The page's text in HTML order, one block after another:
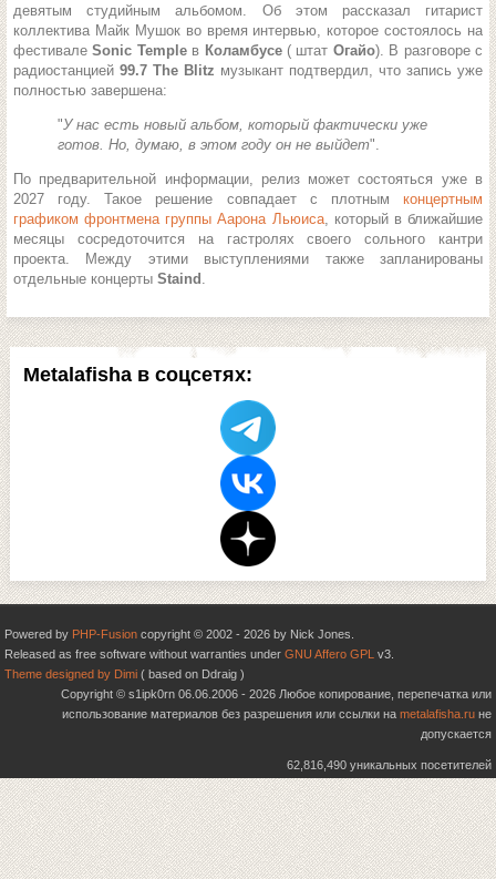
Metalafisha в соцсетях:
девятым студийным альбомом. Об этом рассказал гитарист
коллектива Майк Мушок во время интервью, которое состоялось на
фестивалеSonic Temple в Коламбусе ( штат Огайо). В разговоре с
радиостанцией 99.7 The Blitz музыкант подтвердил, что запись уже
полностью завершена:
"У нас есть новый альбом, который фактически уже
готов. Но, думаю, в этом году он не выйдет".
По предварительной информации, релиз может состояться уже в
2027 году. Такое решение совпадает с плотным концертным
графиком фронтмена группы Аарона Льюиса, который в ближайшие
месяцы сосредоточится на гастролях своего сольного кантри
проекта. Между этими выступлениями также запланированы
отдельные концерты Staind .
Powered by PHP-Fusion copyright © 2002 - 2026 by Nick Jones.
Released as free software without warranties under GNU Affero GPL v3.
Theme designed by Dimi ( based on Ddraig )
Copyright © s1ipk0rn 06.06.2006 - 2026 Любое копирование, перепечатка или
использование материалов без разрешения или ссылки на metalafisha.ru не
допускается
62,816,490 уникальных посетителей